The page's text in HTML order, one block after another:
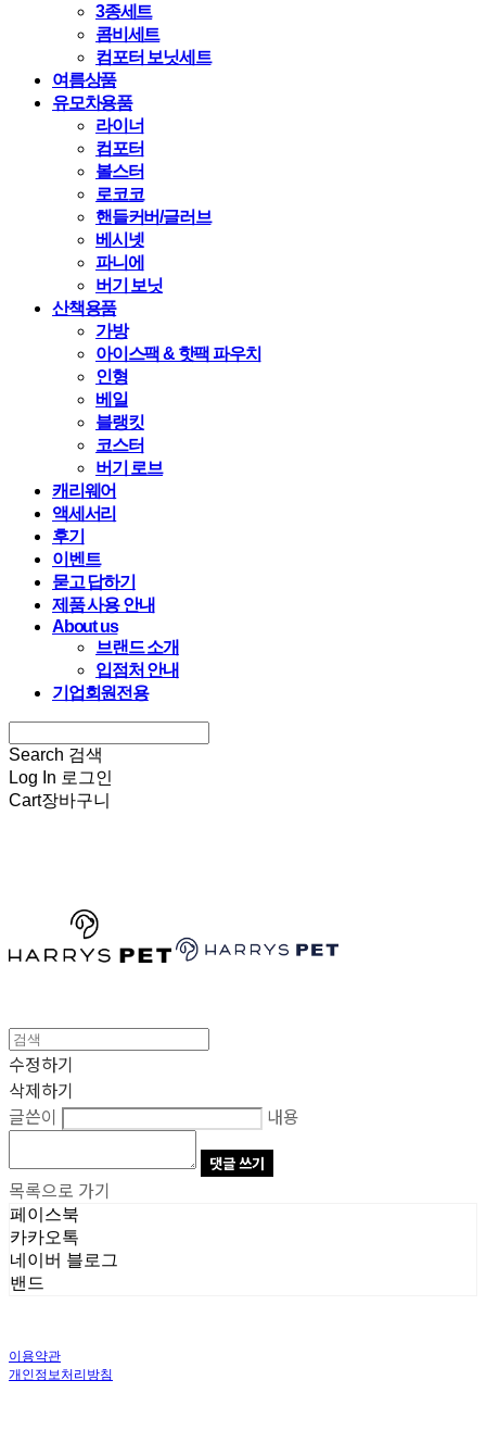
3종세트
콤비세트
컴포터 보닛세트
여름상품
유모차용품
라이너
컴포터
볼스터
로코코
핸들커버/글러브
베시넷
파니에
버기 보닛
산책용품
가방
아이스팩 & 핫팩 파우치
인형
베일
블랭킷
코스터
버기 로브
캐리웨어
액세서리
후기
이벤트
묻고 답하기
제품 사용 안내
About us
브랜드 소개
입점처 안내
기업회원전용
Search 검색
Log In 로그인
Cart장바구니
수정하기
삭제하기
글쓴이
내용
댓글 쓰기
목록으로 가기
페이스북
카카오톡
네이버 블로그
밴드
이용약관
개인정보처리방침